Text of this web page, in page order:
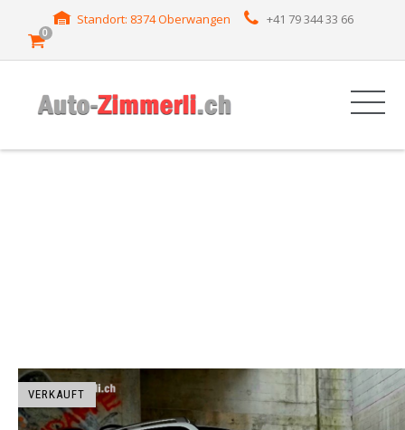
Standort: 8374 Oberwangen +41 79 344 33 66
0
VERKAUFT